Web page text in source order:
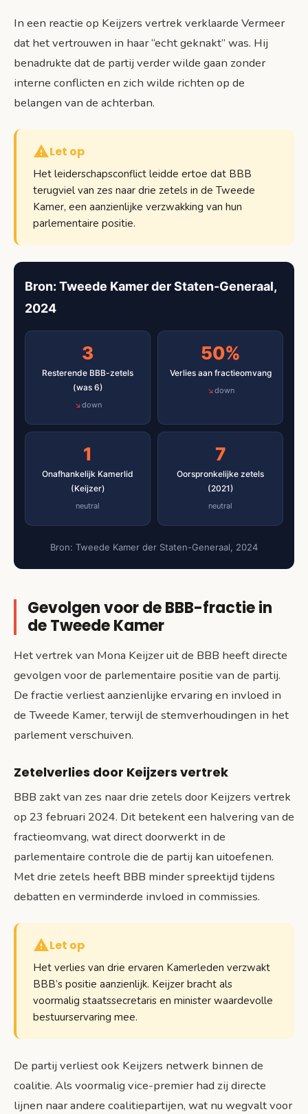
In een reactie op Keijzers vertrek verklaarde Vermeer
dat het vertrouwen in haar “echt geknakt” was. Hij
benadrukte dat de partij verder wilde gaan zonder
interne conflicten en zich wilde richten op de
belangen van de achterban.
Let op
Het leiderschapsconflict leidde ertoe dat BBB
terugviel van zes naar drie zetels in de Tweede
Kamer, een aanzienlijke verzwakking van hun
parlementaire positie.
Bron: Tweede Kamer der Staten-Generaal,
2024
3
Resterende BBB-zetels
(was 6)
down
50%
Verlies aan fractieomvang
down
1
Onafhankelijk Kamerlid
(Keijzer)
neutral
7
Oorspronkelijke zetels
(2021)
neutral
Bron: Tweede Kamer der Staten-Generaal, 2024
Gevolgen voor de BBB-fractie in
de Tweede Kamer
Het vertrek van Mona Keijzer uit de BBB heeft directe
gevolgen voor de parlementaire positie van de partij.
De fractie verliest aanzienlijke ervaring en invloed in
de Tweede Kamer, terwijl de stemverhoudingen in het
parlement verschuiven.
Zetelverlies door Keijzers vertrek
BBB zakt van zes naar drie zetels door Keijzers vertrek
op 23 februari 2024. Dit betekent een halvering van de
fractieomvang, wat direct doorwerkt in de
parlementaire controle die de partij kan uitoefenen.
Met drie zetels heeft BBB minder spreektijd tijdens
debatten en verminderde invloed in commissies.
Let op
Het verlies van drie ervaren Kamerleden verzwakt
BBB’s positie aanzienlijk. Keijzer bracht als
voormalig staatssecretaris en minister waardevolle
bestuurservaring mee.
De partij verliest ook Keijzers netwerk binnen de
coalitie. Als voormalig vice-premier had zij directe
lijnen naar andere coalitiepartijen, wat nu wegvalt voor